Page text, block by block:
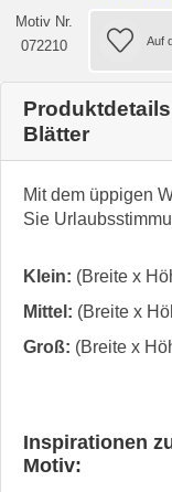
Motiv Nr.
072210
Blätter
Mit dem üppigen
Sie
Klein: (Breite x
Mittel: (Breite x
Groß: (Breite x
Inspirationen
Motiv: